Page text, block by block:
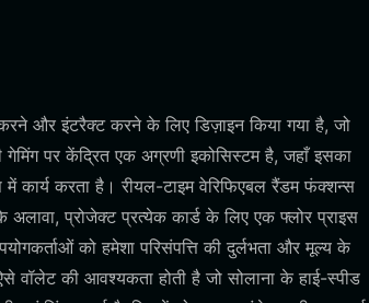
और इंटरैक्ट करने के लिए डिज़ाइन किया गया है, जो
पर केंद्रित एक अग्रणी इकोसिस्टम है, जहाँ इसका
करता है। रीयल-टाइम वेरिफिएबल रैंडम फंक्शन्स
अलावा, प्रोजेक्ट प्रत्येक कार्ड के लिए एक फ्लोर प्राइस
को हमेशा परिसंपत्ति की दुर्लभता और मूल्य के
वॉलेट की आवश्यकता होती है जो सोलाना के हाई-स्पीड